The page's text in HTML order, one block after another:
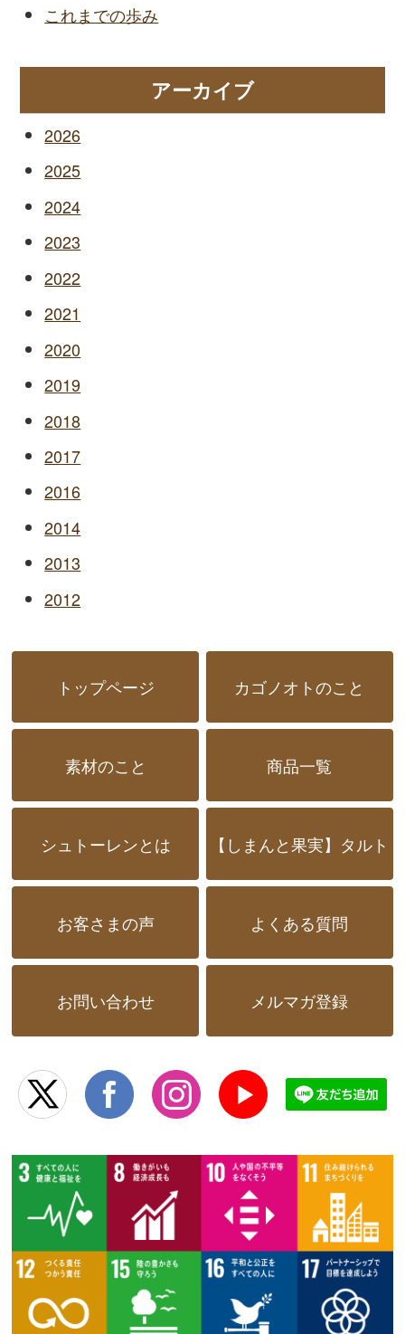
これまでの歩み
アーカイブ
2026
2025
2024
2023
2022
2021
2020
2019
2018
2017
2016
2014
2013
2012
トップページ カゴノオトのこと
素材のこと 商品一覧
シュトーレンとは 【しまんと果実】タルト
お客さまの声 よくある質問
お問い合わせ メルマガ登録